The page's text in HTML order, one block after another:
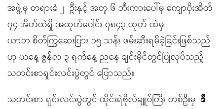
အဖွဲ့မှ တရားခံ ၂ ဦးနှင့် အတူ ၆ ဘီးကားပေါ်မှ ကျောပိုးအိတ်
၇၄ အိတ်ထဲရှိ အထုတ်ပေါင်း ၇၈၄၃ ထုတ် ထဲမှ
ယာဘ စိတ်ကြွဆေးပြား ၁၅ သန်း ဖမ်းဆီးရမိခဲ့ခြင်းဖြစ်သည်
ဟု ယနေ့ ဇွန်လ ၃ ရက်နေ့ ညနေ ချင်းမိုင်တွင်ပြုလုပ်သည့်
သတင်းစာရှင်းလင်းပွဲတွင် ပြောသည်။
သတင်းစာ ရှင်းလင်းပွဲတွင် ထိုင်းရဲဗိုလ်ချူပ်ကြီး တစ်ဦးမှ ဒီ